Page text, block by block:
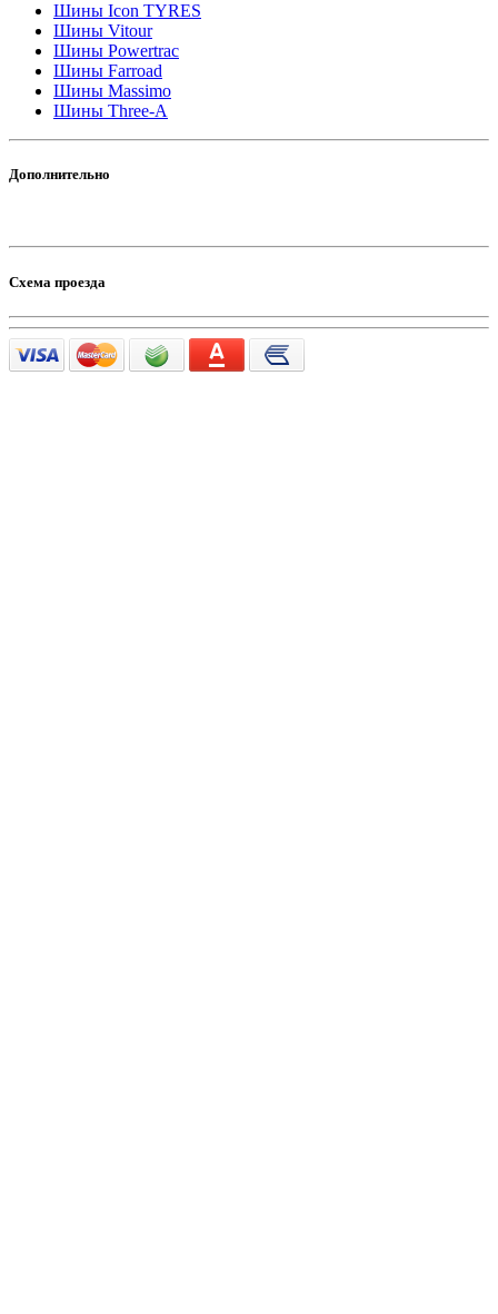
Шины Icon TYRES
Шины Vitour
Шины Powertrac
Шины Farroad
Шины Massimo
Шины Three-A
Дополнительно
Схема проезда